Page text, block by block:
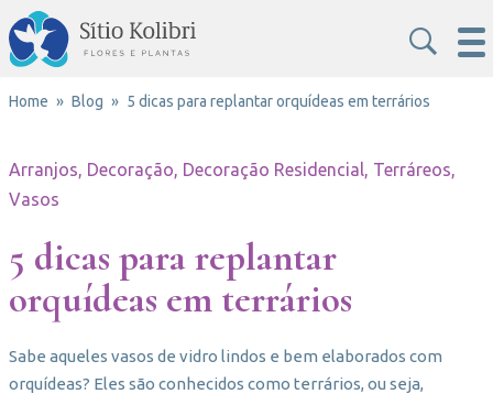
Home Blog 5 dicas para replantar orquídeas em terrários
Arranjos, Decoração, Decoração Residencial, Terráreos,
Vasos
5 dicas para replantar
orquídeas em terrários
Sabe aqueles vasos de vidro lindos e bem elaborados com
orquídeas? Eles são conhecidos como terrários, ou seja,